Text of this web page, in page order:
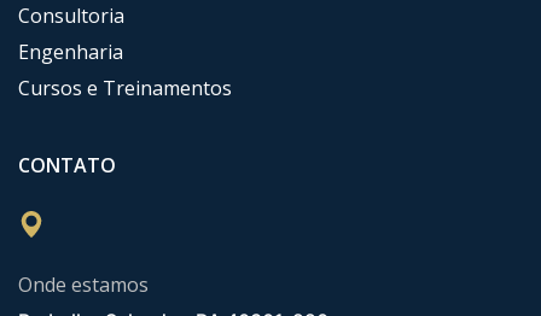
Consultoria
Engenharia
Cursos e Treinamentos
CONTATO
Onde estamos